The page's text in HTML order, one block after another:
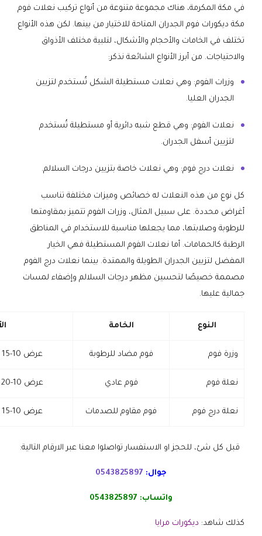
في مكة المكرمة، هناك مجموعة متنوعة من أنواع تركيب نعلات فوم
مكة ديكورات فوم الجدران المتاحة للاختيار من بينها. لكن هذه الأنواع
تختلف في الخامات والأحجام والأشكال، لتلبية مختلف الأذواق
والاحتياجات. من أبرز الأنواع الشائعة نذكر:
وزرات الفوم: وهي نعلات مستطيلة الشكل تُستخدم لتزيين
الجدران العليا.
نعلات الفوم: وهي قطع شبه دائرية أو مستطيلة تُستخدم
لتزيين أسفل الجدران.
نعلات درج فوم: وهي نعلات خاصة بتزيين درجات السلالم.
كل نوع من هذه النعلات له خصائص وميزات مختلفة تناسب
أغراض محددة. على سبيل المثال، وزرات الفوم تتميز بمقاومتها
للرطوبة وصلابتها، مما يجعلها مناسبة للاستخدام في المناطق
الرطبة كالحمامات. أما نعلات الفوم المستطيلة فهي الخيار
المفضل لتزيين الجدران الطويلة والممتدة. بينما نعلات درج الفوم
مصممة خصيصًا لتحسين مظهر درجات السلالم وإضفاء لمسات
جمالية عليها.
النوع الخامة
وزرة فوم فوم مضاد للرطوبة عرض 10-15 سم، طول 2-3 م
نعلة فوم فوم عادي عرض 10-20 سم، طول 1-2 م
نعلة درج فوم فوم مقاوم للصدمات عرض 10-15 سم، طول 1-2 م
قبل كل شئ، للحجز او الاستفسار تواصلوا معنا عبر الارقام التالية:
جوال: 0543825897
واتساب: 0543825897
كذلك شاهد: ديكورات مرايا